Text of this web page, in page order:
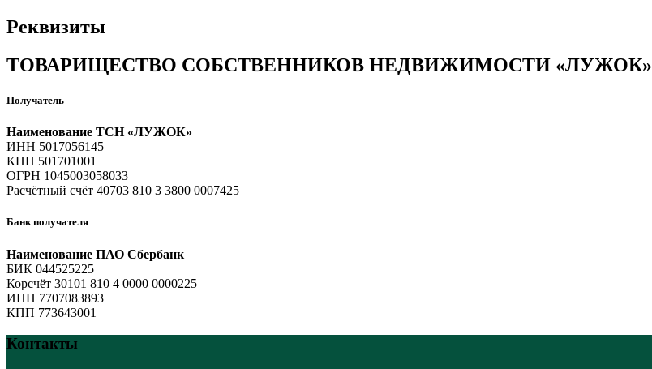
Реквизиты
ТОВАРИЩЕСТВО СОБСТВЕННИКОВ НЕДВИЖИМОСТИ «ЛУЖОК»
Получатель
Наименование ТСН «ЛУЖОК»
ИНН 5017056145
КПП 501701001
ОГРН 1045003058033
Расчётный счёт 40703 810 3 3800 0007425
Банк получателя
Наименование ПАО Сбербанк
БИК 044525225
Корсчёт 30101 810 4 0000 0000225
ИНН 7707083893
КПП 773643001
Контакты